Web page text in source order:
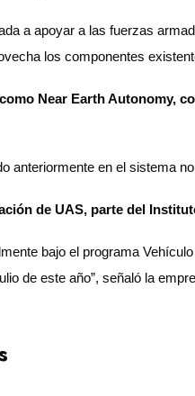
a apoyar a las fuerzas
los componentes
Near Earth Autonomy,
anteriormente en el sistema
de UAS, parte del
bajo el programa
de este año”, señaló la